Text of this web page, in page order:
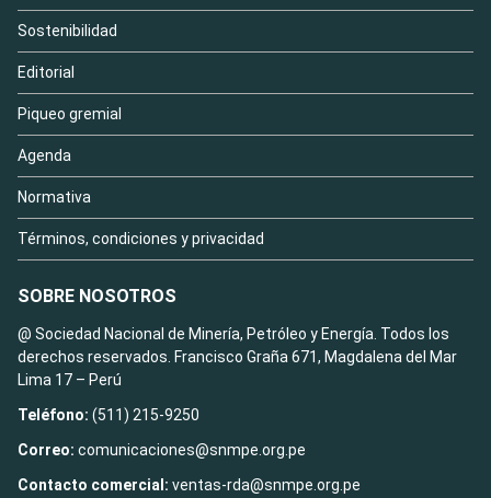
Sostenibilidad
Editorial
Piqueo gremial
Agenda
Normativa
Términos, condiciones y privacidad
SOBRE NOSOTROS
@ Sociedad Nacional de Minería, Petróleo y Energía. Todos los
derechos reservados. Francisco Graña 671, Magdalena del Mar
Lima 17 – Perú
Teléfono: (511) 215-9250
Correo: comunicaciones@snmpe.org.pe
Contacto comercial: ventas-rda@snmpe.org.pe